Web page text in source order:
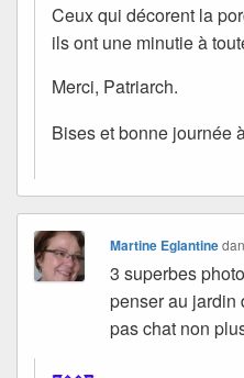
Ceux qui décorent la
ils ont une minutie à
Merci, Patriarch.
Bises et bonne journée
Martine Eglantine
3 superbes
penser au jardin
pas chat non